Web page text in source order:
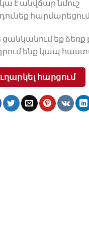
է անվճար նմուշ
ցանկանում եք
ենք կապ
հարցում